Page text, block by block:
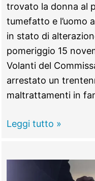
trovato la donna al
tumefatto e l’uomo
in stato di
pomeriggio 15
Volanti del
arrestato un
maltrattamenti in
TIVOLI
Leggi tutto »